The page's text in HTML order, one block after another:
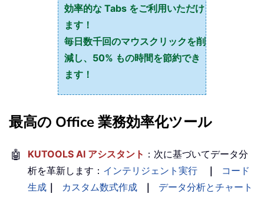
効率的な Tabs をご利用いただけ
ます！
毎日数千回のマウスクリックを削
減し、50% もの時間を節約でき
ます！
最高の Office 業務効率化ツール
🤖 KUTOOLS AI アシスタント ：次に基づいてデータ分
析を革新します： インテリジェント実行 ｜
コード
生成 ｜ カスタム数式作成 ｜
データ分析とチャート